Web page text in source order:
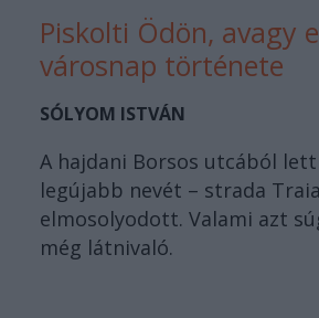
Piskolti Ödön, avagy
városnap története
SÓLYOM ISTVÁN
A hajdani Borsos utcából
legújabb nevét – strada
elmosolyodott. Valami azt
még látnivaló.